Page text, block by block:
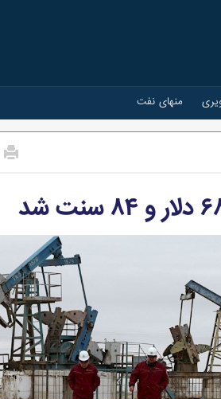
منهای نفت